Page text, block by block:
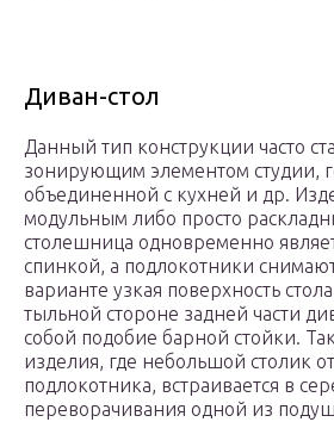
Диван-стол
Данный тип конструкции часто
зонирующим элементом студии,
объединенной с кухней и др.
модульным либо просто
столешница одновременно
спинкой, а подлокотники
варианте узкая поверхность
тыльной стороне задней части
собой подобие барной стойки.
изделия, где небольшой столик
подлокотника, встраивается в
переворачивания одной из